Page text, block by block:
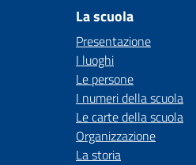
La scuola
Presentazione
I luoghi
Le persone
I numeri della scuola
Le carte della scuola
Organizzazione
La storia